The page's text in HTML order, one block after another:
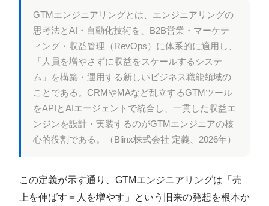
GTMエンジニアリングとは、エンジニアリングの
思考法とAI・自動化技術を、B2B営業・マーケテ
ィング・収益管理（RevOps）に体系的に適用し、
「人員を増やさずに収益をスケールするシステ
ム」を構築・運用する新しいビジネス職能領域の
ことである。CRMやMAなど乱立するGTMツール
をAPIとAIエージェントで統合し、一貫した収益エ
ンジンを設計・実装するのがGTMエンジニアの核
心的役割である。（Blinx株式会社 定義、2026年）
この定義が示す通り、GTMエンジニアリングは「売
上を伸ばす＝人を増やす」という旧来の発想を根本か